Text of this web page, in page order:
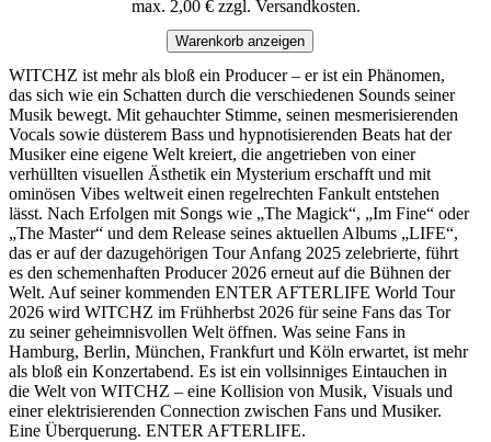
max. 2,00 € zzgl. Versandkosten.
Warenkorb anzeigen
WITCHZ ist mehr als bloß ein Producer – er ist ein Phänomen,
das sich wie ein Schatten durch die verschiedenen Sounds seiner
Musik bewegt. Mit gehauchter Stimme, seinen mesmerisierenden
Vocals sowie düsterem Bass und hypnotisierenden Beats hat der
Musiker eine eigene Welt kreiert, die angetrieben von einer
verhüllten visuellen Ästhetik ein Mysterium erschafft und mit
ominösen Vibes weltweit einen regelrechten Fankult entstehen
lässt. Nach Erfolgen mit Songs wie „The Magick“, „Im Fine“ oder
„The Master“ und dem Release seines aktuellen Albums „LIFE“,
das er auf der dazugehörigen Tour Anfang 2025 zelebrierte, führt
es den schemenhaften Producer 2026 erneut auf die Bühnen der
Welt. Auf seiner kommenden ENTER AFTERLIFE World Tour
2026 wird WITCHZ im Frühherbst 2026 für seine Fans das Tor
zu seiner geheimnisvollen Welt öffnen. Was seine Fans in
Hamburg, Berlin, München, Frankfurt und Köln erwartet, ist mehr
als bloß ein Konzertabend. Es ist ein vollsinniges Eintauchen in
die Welt von WITCHZ – eine Kollision von Musik, Visuals und
einer elektrisierenden Connection zwischen Fans und Musiker.
Eine Überquerung. ENTER AFTERLIFE.